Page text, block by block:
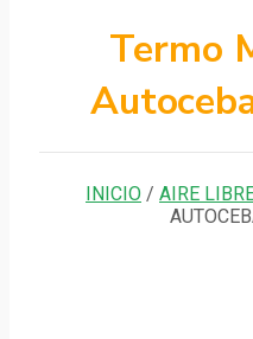
Termo
INICIO / AIRE